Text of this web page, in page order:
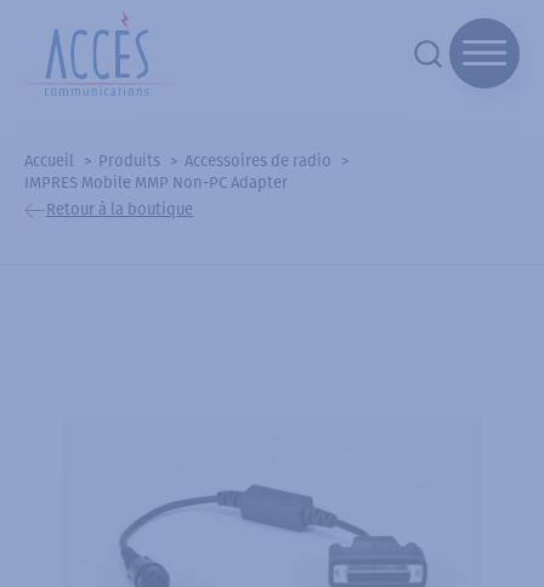
Accueil Produits
Accessoires de radio
IMPRES Mobile MMP Non-PC Adapter
Retour à la boutique